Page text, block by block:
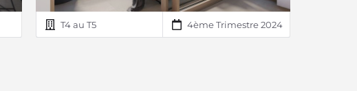
T4 au T5 4ème Trimestre 2024